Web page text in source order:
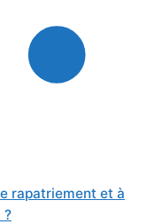
rapatriement et à
?